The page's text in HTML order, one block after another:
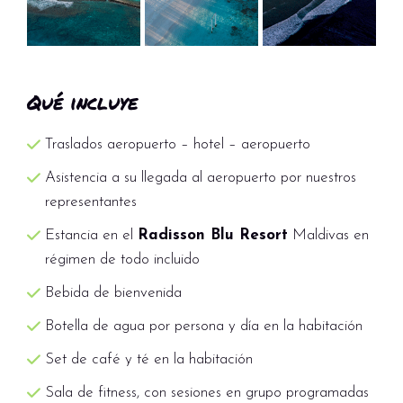
principal, Raha
– Cena a la carta (a elegir de un menú fijo)
– Cena a la carta (a elegir de un menú fijo)
Robinson Crusoe, junto a la piscina en la isla
aplicable para niños | no válido para bebidas)
Durante las comidas en los tres restaurantes,
Raha, Eats & Beats y Crusoe’s, solo se incluyen
de barra libre (con coste adicional) que
incluye bebidas alcohólicas, zumos, cafés e
infusiones ilimitadas durante las comidas en
Qué incluye
Traslados aeropuerto – hotel – aeropuerto
Asistencia a su llegada al aeropuerto por nuestros
representantes
Estancia en el Radisson Blu Resort Maldivas en
régimen de todo incluido
Bebida de bienvenida
Botella de agua por persona y día en la habitación
Set de café y té en la habitación
Sala de fitness, con sesiones en grupo programadas